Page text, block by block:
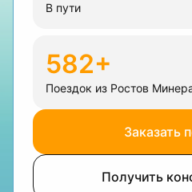
В пути
582+
Поездок из Ростов
Заказать
Получить